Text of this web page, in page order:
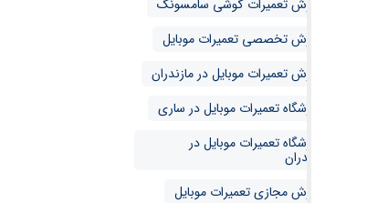
آموزش تعمیرات گوشی سامسونگ
آموزش تخصصی تعمیرات موبایل
آموزش تعمیرات موبایل در مازندران
آموزشگاه تعمیرات موبایل در ساری
آموزشگاه تعمیرات موبایل در
مازندران
آموزش مجازی تعمیرات موبایل